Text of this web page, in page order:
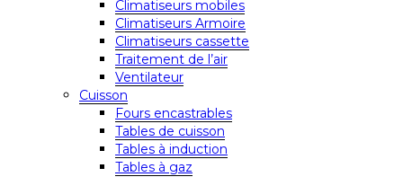
Climatiseurs mobiles
Climatiseurs Armoire
Climatiseurs cassette
Traitement de l’air
Ventilateur
Cuisson
Fours encastrables
Tables de cuisson
Tables à induction
Tables à gaz